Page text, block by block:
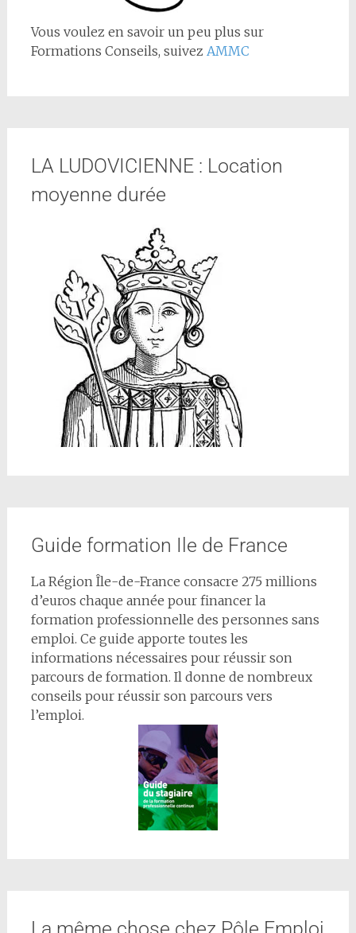
Vous voulez en savoir un peu plus sur
Formations Conseils, suivez AMMC
LA LUDOVICIENNE : Location
moyenne durée
Guide formation Ile de France
La Région Île-de-France consacre 275 millions
d’euros chaque année pour financer la
formation professionnelle des personnes sans
emploi. Ce guide apporte toutes les
informations nécessaires pour réussir son
parcours de formation. Il donne de nombreux
conseils pour réussir son parcours vers
l’emploi.